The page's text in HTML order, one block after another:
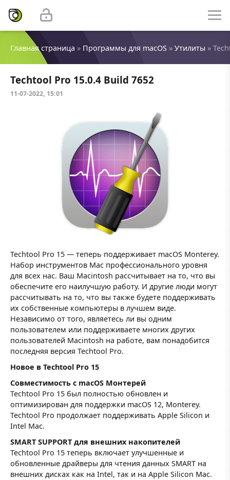
Главная страница » Программы для macOS » Утилиты »
Techtool Pro 15.0.4 Build 7652
11-07-2022, 15:01
Techtool Pro 15 — теперь поддерживает macOS Monterey.
Набор инструментов Mac профессионального уровня
для всех нас. Ваш Macintosh рассчитывает на то, что вы
обеспечите его наилучшую работу. И другие люди могут
рассчитывать на то, что вы также будете поддерживать
их собственные компьютеры в лучшем виде.
Независимо от того, являетесь ли вы одним
пользователем или поддерживаете многих других
пользователей Macintosh на работе, вам понадобится
последняя версия Techtool Pro.
Новое в Techtool Pro 15
Совместимость с macOS Монтерей
Techtool Pro 15 был полностью обновлен и
оптимизирован для поддержки macOS 12, Monterey.
Techtool Pro продолжает поддерживать Apple Silicon и
Intel Mac.
SMART SUPPORT для внешних накопителей
Techtool Pro 15 теперь включает улучшенные и
обновленные драйверы для чтения данных SMART на
внешних дисках как на Intel, так и на Apple Silicon Mac.